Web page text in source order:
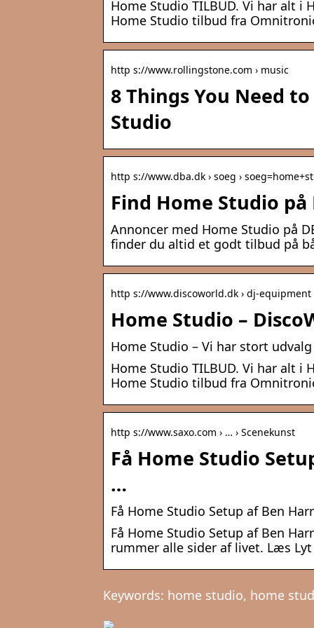
Home Studio TILBUD. Vi har alt i
Home Studio tilbud fra
http s://www.rollingstone.com › music
8 Things You Need
Studio
http s://www.dba.dk › soeg ›
Find Home Studio
Annoncer med Home Studio på
finder du altid et godt tilbud på
http s://www.discoworld.dk › dj-equipment
Home Studio –
Home Studio – Vi har stort
Home Studio TILBUD. Vi har alt i
Home Studio tilbud fra
http s://www.saxo.com › … › Scenekunst
Få Home Studio
…
Få Home Studio Setup af Ben
Få Home Studio Setup af Ben
rummer alle sider af livet. Læs
Keywords: home studio, home